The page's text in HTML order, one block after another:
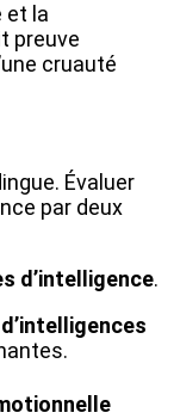
et la
preuve
cruauté
Évaluer
par deux
d’intelligence.
d’intelligences